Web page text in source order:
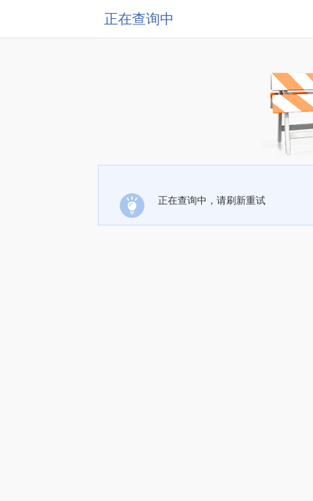
正在查询中
正在查询中，请刷新重试